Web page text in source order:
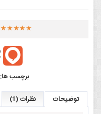
برچسب ها:
توضیحات نظرات (1)